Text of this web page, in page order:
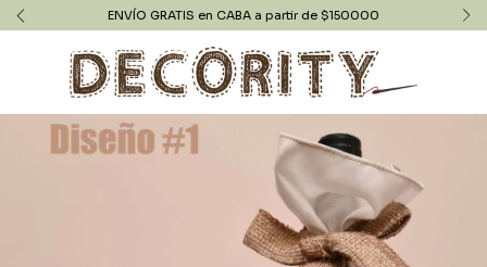
ENVÍO GRATIS en CABA a partir de $150000